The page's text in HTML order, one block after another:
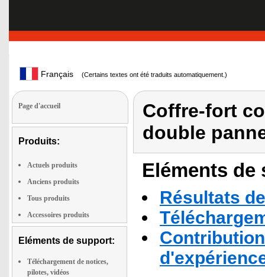
Français (Certains textes ont été traduits automatiquement.)
Page d'accueil
Produits:
Actuels produits
Anciens produits
Tous produits
Accessoires produits
Eléments de support:
Téléchargement de notices,
pilotes, vidéos
Coffre-fort
double
Eléments
Résultats